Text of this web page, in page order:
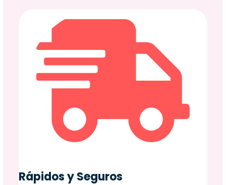
Rápidos y Seguros